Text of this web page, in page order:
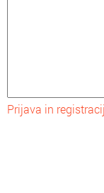
Prijava in